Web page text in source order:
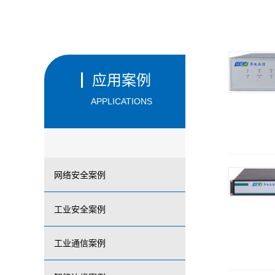
应用案例
APPLICATIONS
网络安全案例
工业安全案例
工业通信案例